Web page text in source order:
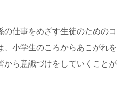
の仕事をめざす生徒のためのコ
、小学生のころからあこがれを
から意識づけをしていくことが